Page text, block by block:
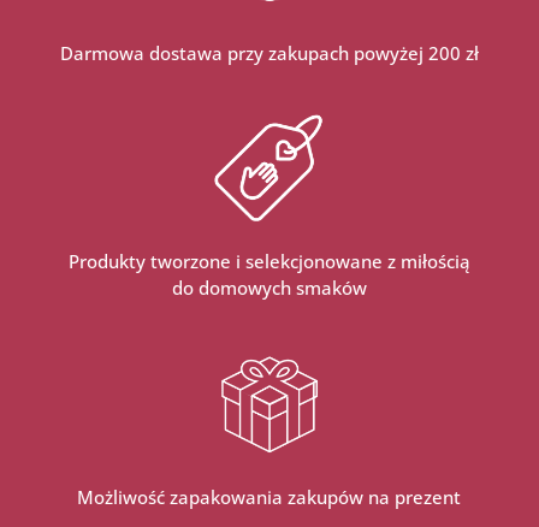
Darmowa dostawa przy zakupach powyżej 200 zł
Produkty tworzone i selekcjonowane z miłością
do domowych smaków
Możliwość zapakowania zakupów na prezent